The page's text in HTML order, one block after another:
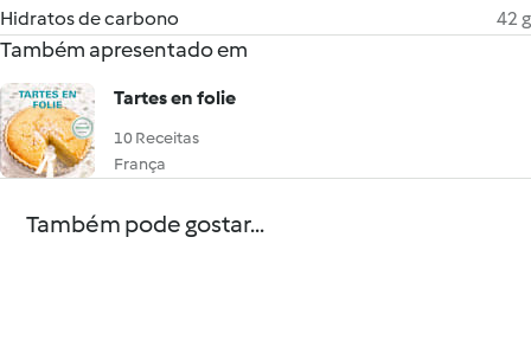
Hidratos de carbono
42 g
Também apresentado em
Tartes en folie
10 Receitas
França
Também pode gostar...